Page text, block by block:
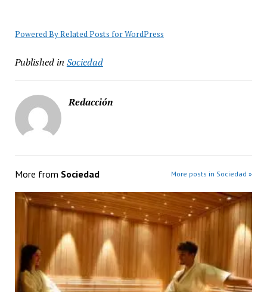
Powered By Related Posts for WordPress
Published in Sociedad
Redacción
More from Sociedad More posts in Sociedad »